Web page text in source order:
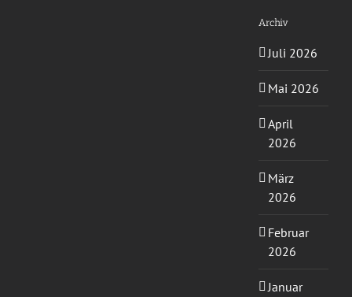
Archiv
Juli 2026
Mai 2026
April
2026
März
2026
Februar
2026
Januar